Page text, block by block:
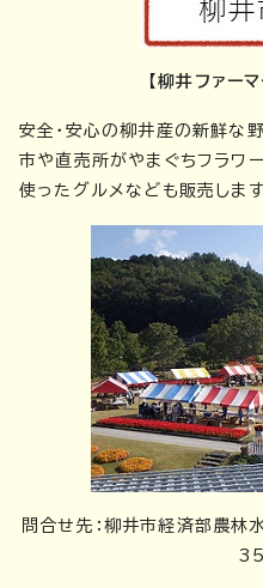
【柳井ファー
安全・安心の柳井産の新鮮な
市や直売所がやまぐちフラワ
使ったグルメなども販売します
問合せ先：柳井市経済部農